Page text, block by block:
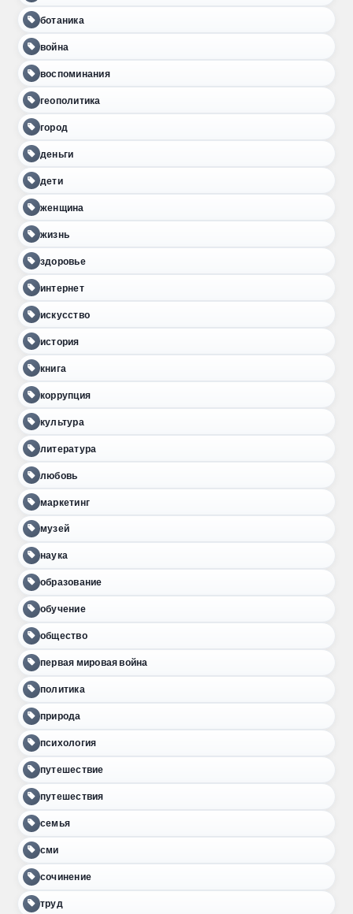
ботаника
война
воспоминания
геополитика
город
деньги
дети
женщина
жизнь
здоровье
интернет
искусство
история
книга
коррупция
культура
литература
любовь
маркетинг
музей
наука
образование
обучение
общество
первая мировая война
политика
природа
психология
путешествие
путешествия
семья
сми
сочинение
труд